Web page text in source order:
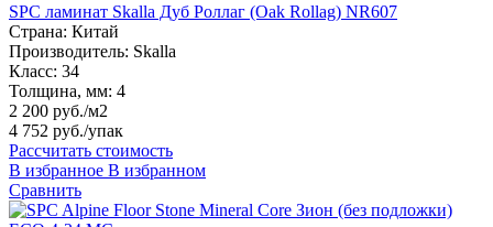
SPC ламинат Skalla Дуб Роллаг (Oak Rollag) NR607
Страна: Китай
Производитель: Skalla
Класс: 34
Толщина, мм: 4
2 200 руб./м2
4 752 руб./упак
Рассчитать стоимость
В избранное В избранном
Сравнить